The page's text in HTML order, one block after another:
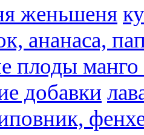
женьшеня
ананаса,
плоды
добавки